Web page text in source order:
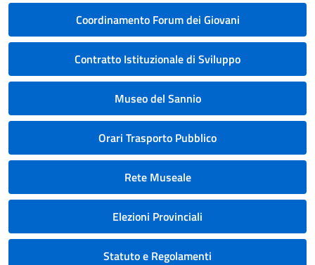
Coordinamento Forum dei Giovani
Contratto Istituzionale di Sviluppo
Museo del Sannio
Orari Trasporto Pubblico
Rete Museale
Elezioni Provinciali
Statuto e Regolamenti